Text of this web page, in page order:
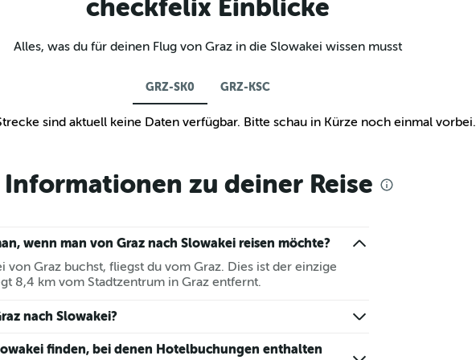
checkfelix Einblicke
Alles, was du für deinen Flug von Graz in die Slowakei wissen musst
GRZ-SK0 GRZ-KSC
sind aktuell keine Daten verfügbar. Bitte schau in Kürze noch einmal vorbei.
zu deiner Reise
wenn man von Graz nach Slowakei reisen möchte?
von Graz buchst, fliegst du vom Graz. Dies ist der einzige
8,4 km vom Stadtzentrum in Graz entfernt.
nach Slowakei?
finden, bei denen Hotelbuchungen enthalten